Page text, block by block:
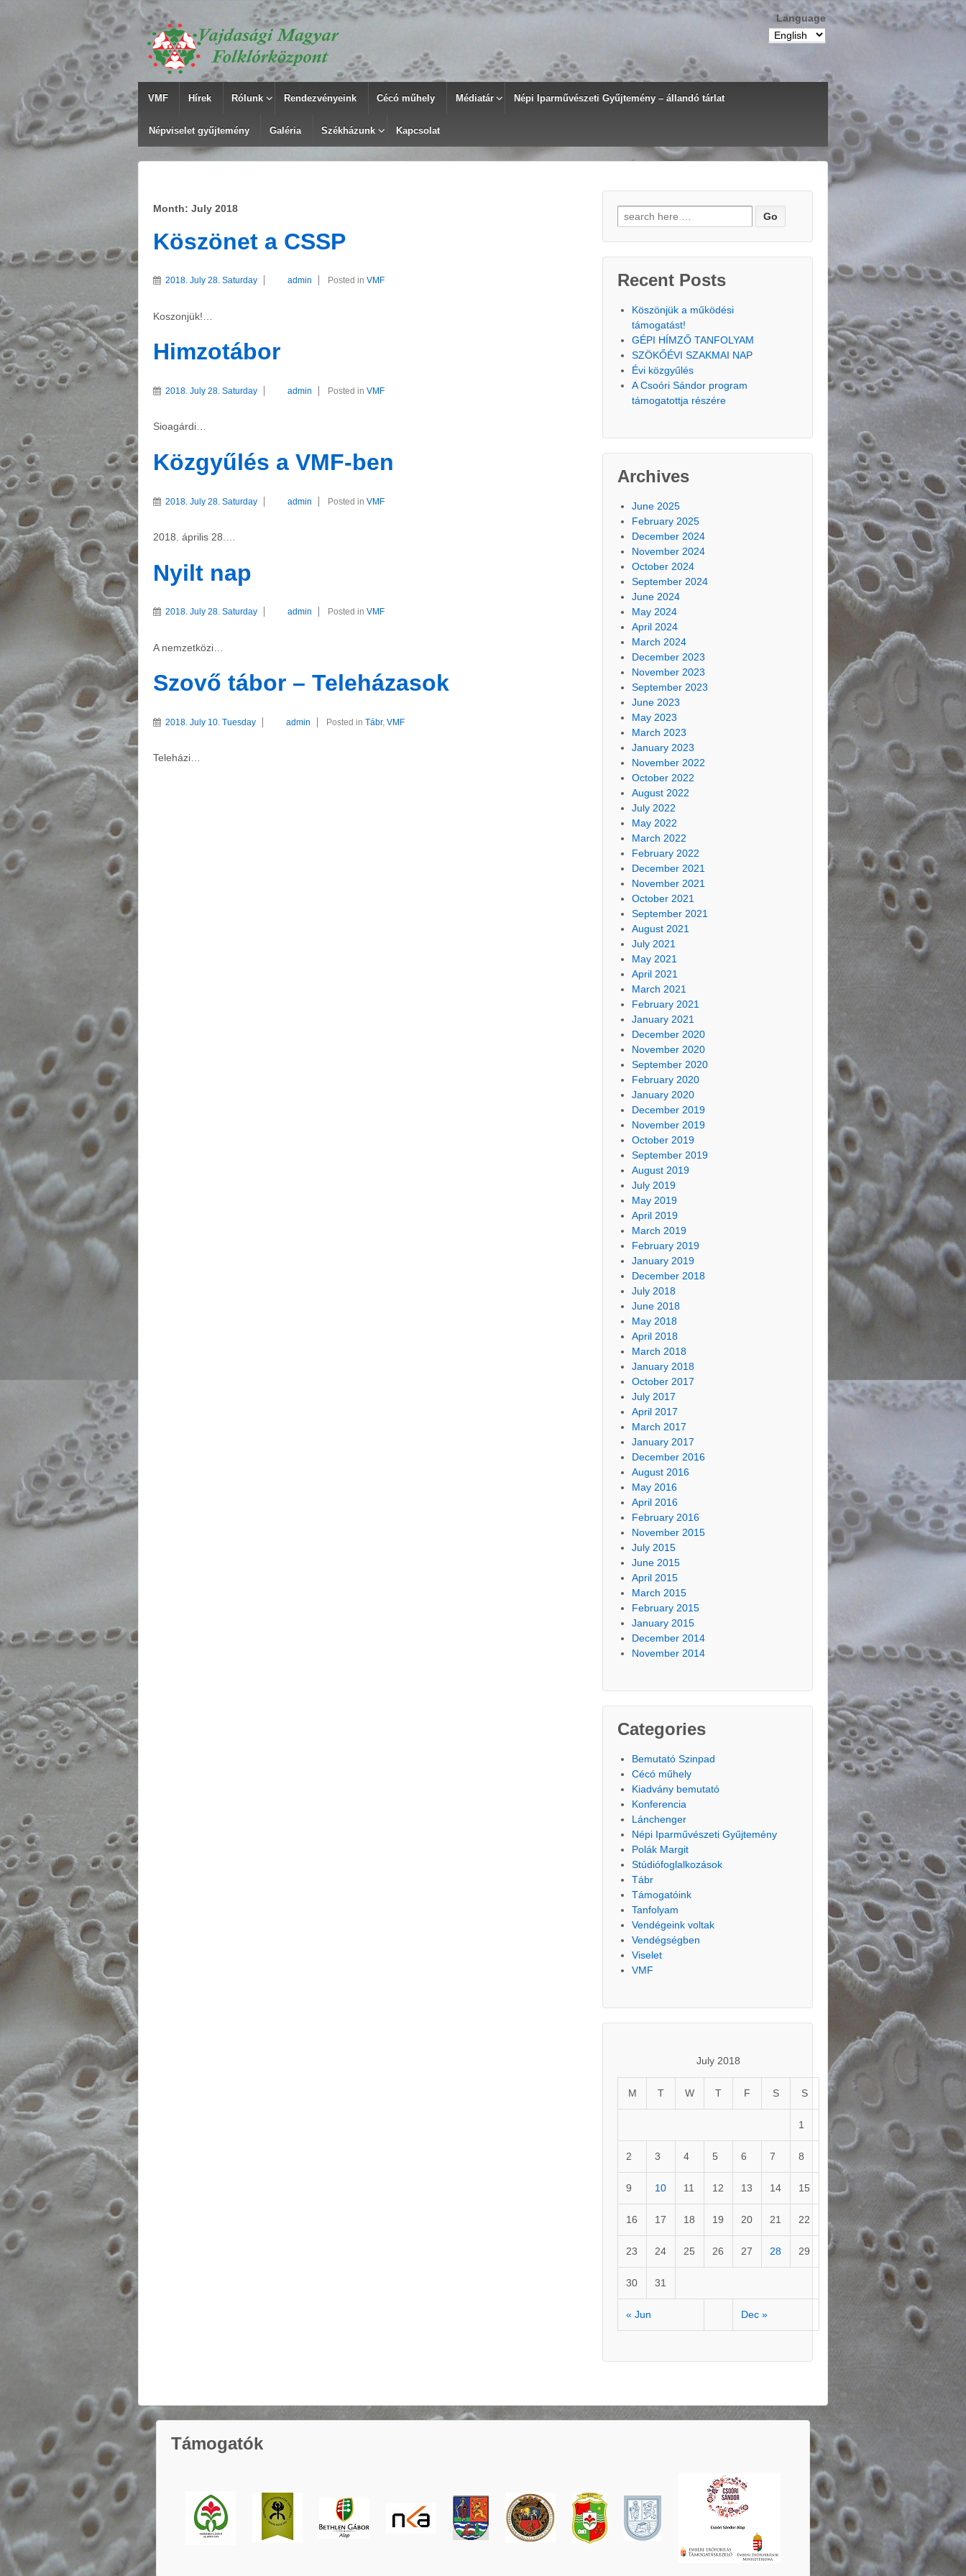
Language
VMF Hírek Rólunk Rendezvényeink Cécó műhely Médiatár Népi Iparművészeti Gyűjtemény – állandó tárlat
Népviselet gyűjtemény Galéria Székházunk Kapcsolat
Month: July 2018
Köszönet a CSSP
2018. July 28. Saturday admin Posted in VMF
Koszonjük!…
Himzotábor
2018. July 28. Saturday admin Posted in VMF
Sioagárdi…
Közgyűlés a VMF-ben
2018. July 28. Saturday admin Posted in VMF
2018. április 28.…
Nyilt nap
2018. July 28. Saturday admin Posted in VMF
A nemzetközi…
Szovő tábor – Teleházasok
2018. July 10. Tuesday admin Posted in Tábr, VMF
Teleházi…
Search for:
Recent Posts
Köszönjük a működési
támogatást!
GÉPI HÍMZŐ TANFOLYAM
SZÖKŐÉVI SZAKMAI NAP
Évi közgyűlés
A Csoóri Sándor program
támogatottja részére
Archives
June 2025
February 2025
December 2024
November 2024
October 2024
September 2024
June 2024
May 2024
April 2024
March 2024
December 2023
November 2023
September 2023
June 2023
May 2023
March 2023
January 2023
November 2022
October 2022
August 2022
July 2022
May 2022
March 2022
February 2022
December 2021
November 2021
October 2021
September 2021
August 2021
July 2021
May 2021
April 2021
March 2021
February 2021
January 2021
December 2020
November 2020
September 2020
February 2020
January 2020
December 2019
November 2019
October 2019
September 2019
August 2019
July 2019
May 2019
April 2019
March 2019
February 2019
January 2019
December 2018
July 2018
June 2018
May 2018
April 2018
March 2018
January 2018
October 2017
July 2017
April 2017
March 2017
January 2017
December 2016
August 2016
May 2016
April 2016
February 2016
November 2015
July 2015
June 2015
April 2015
March 2015
February 2015
January 2015
December 2014
November 2014
Categories
Bemutató Szinpad
Cécó műhely
Kiadvány bemutató
Konferencia
Lánchenger
Népi Iparművészeti Gyűjtemény
Polák Margit
Stúdiófoglalkozások
Tábr
Támogatóink
Tanfolyam
Vendégeink voltak
Vendégségben
Viselet
VMF
July 2018
M T W T F S S
« Jun Dec »
1
2 3 4 5 6 7 8
9 10 11 12 13 14 15
16 17 18 19 20 21 22
23 24 25 26 27 28 29
30 31
Támogatók